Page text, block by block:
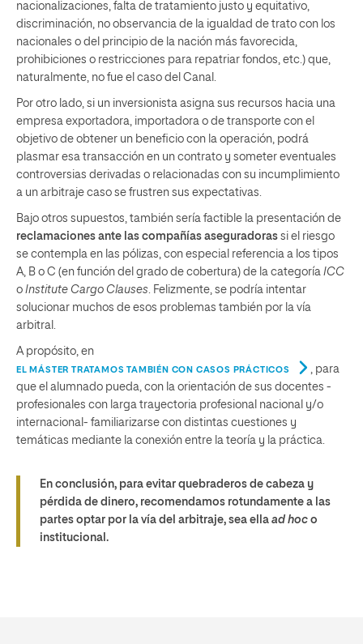
nacionalizaciones, falta de tratamiento justo y equitativo,
discriminación, no observancia de la igualdad de trato con los
nacionales o del principio de la nación más favorecida,
prohibiciones o restricciones para repatriar fondos, etc.) que,
naturalmente, no fue el caso del Canal.
Por otro lado, si un inversionista asigna sus recursos hacia una
empresa exportadora, importadora o de transporte con el
objetivo de obtener un beneficio con la operación, podrá
plasmar esa transacción en un contrato y someter eventuales
controversias derivadas o relacionadas con su incumplimiento
a un arbitraje caso se frustren sus expectativas.
Bajo otros supuestos, también sería factible la presentación de
reclamaciones ante las compañías aseguradoras si el riesgo
se contempla en las pólizas, con especial referencia a los tipos
A, B o C (en función del grado de cobertura) de la categoría ICC
o Institute Cargo Clauses. Felizmente, se podría intentar
solucionar muchos de esos problemas también por la vía
arbitral.
A propósito, en
EL MÁSTER TRATAMOS TAMBIÉN CON CASOS PRÁCTICOS
, para
que el alumnado pueda, con la orientación de sus docentes -
profesionales con larga trayectoria profesional nacional y/o
internacional- familiarizarse con distintas cuestiones y
temáticas mediante la conexión entre la teoría y la práctica.
En conclusión, para evitar quebraderos de cabeza y
pérdida de dinero, recomendamos rotundamente a las
partes optar por la vía del arbitraje, sea ella ad hoc o
institucional.